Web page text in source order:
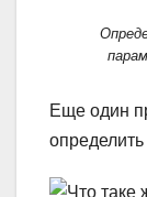
Еще один